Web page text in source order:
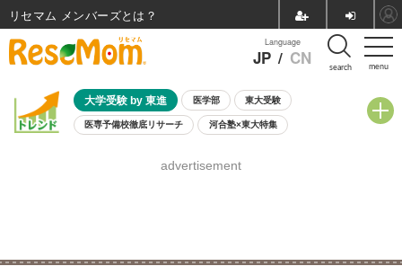
menu
Language
JP / CN search
大学受験 by 東進 医学部 東大受験
医専予備校徹底リサーチ 河合塾×東大特集
8月開催学校説明会・相談会
advertisement
リセマム メンバーズ